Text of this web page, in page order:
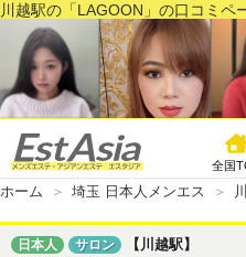
川越駅の「LAGOON」の口コミペ
全国
ホーム 埼玉 日本人メンエス
日本人 サロン 【川越駅】